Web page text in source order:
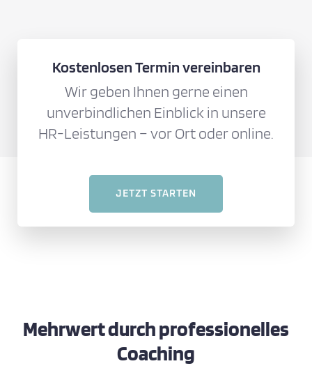
Kostenlosen Termin vereinbaren
Wir geben Ihnen gerne einen
unverbindlichen Einblick in unsere
HR-Leistungen – vor Ort oder online.
JETZT STARTEN
Mehrwert durch professionelles
Coaching